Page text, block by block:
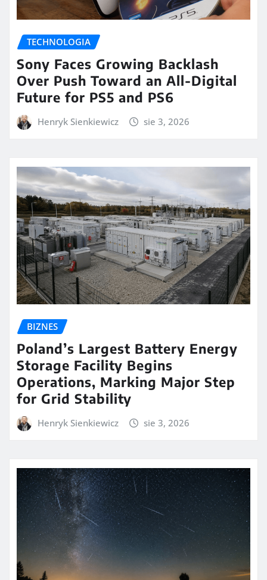
TECHNOLOGIA
Sony Faces Growing Backlash
Over Push Toward an All-Digital
Future for PS5 and PS6
Henryk Sienkiewicz sie 3, 2026
BIZNES
Poland’s Largest Battery Energy
Storage Facility Begins
Operations, Marking Major Step
for Grid Stability
Henryk Sienkiewicz sie 3, 2026